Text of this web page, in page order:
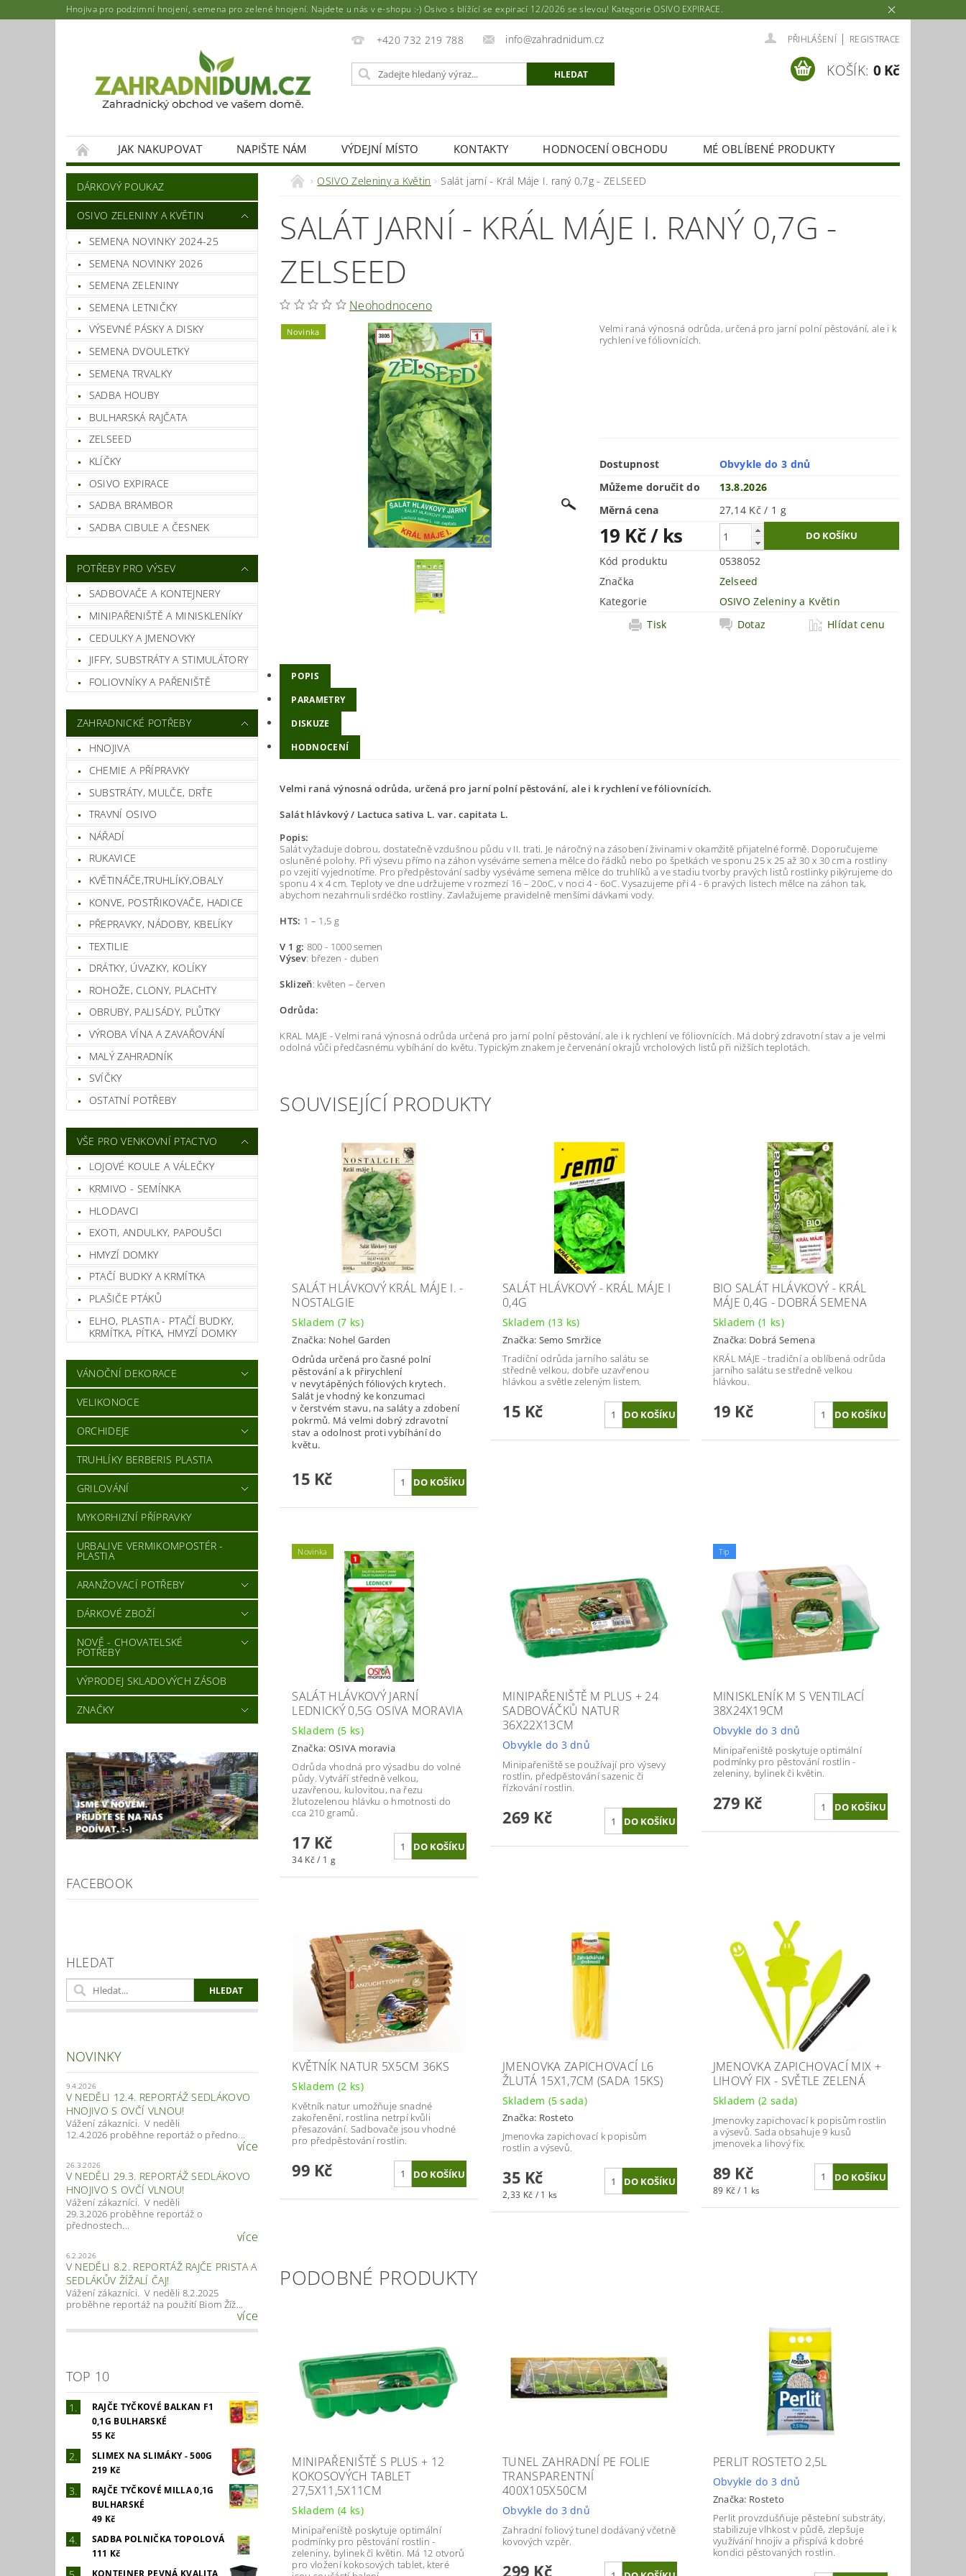
Hnojiva pro podzimní hnojení, semena pro zelené hnojení. Najdete u nás v e-shopu :-) Osivo s blížící se expirací 12/2026 se slevou! Kategorie OSIVO EXPIRACE.
+420 732 219 788 info@zahradnidum.cz PŘIHLÁŠENÍ | REGISTRACE
KOŠÍK: 0 Kč
JAK NAKUPOVAT NAPIŠTE NÁM VÝDEJNÍ MÍSTO KONTAKTY HODNOCENÍ OBCHODU MÉ OBLÍBENÉ PRODUKTY
DÁRKOVÝ POUKAZ
OSIVO ZELENINY A KVĚTIN
SEMENA NOVINKY 2024-25
SEMENA NOVINKY 2026
SEMENA ZELENINY
SEMENA LETNIČKY
VÝSEVNÉ PÁSKY A DISKY
SEMENA DVOULETKY
SEMENA TRVALKY
SADBA HOUBY
BULHARSKÁ RAJČATA
ZELSEED
KLÍČKY
OSIVO EXPIRACE
SADBA BRAMBOR
SADBA CIBULE A ČESNEK
POTŘEBY PRO VÝSEV
SADBOVAČE A KONTEJNERY
MINIPAŘENIŠTĚ A MINISKLENÍKY
CEDULKY A JMENOVKY
JIFFY, SUBSTRÁTY A STIMULÁTORY
FOLIOVNÍKY A PAŘENIŠTĚ
ZAHRADNICKÉ POTŘEBY
HNOJIVA
CHEMIE A PŘÍPRAVKY
SUBSTRÁTY, MULČE, DRŤE
TRAVNÍ OSIVO
NÁŘADÍ
RUKAVICE
KVĚTINÁČE,TRUHLÍKY,OBALY
KONVE, POSTŘIKOVAČE, HADICE
PŘEPRAVKY, NÁDOBY, KBELÍKY
TEXTILIE
DRÁTKY, ÚVAZKY, KOLÍKY
ROHOŽE, CLONY, PLACHTY
OBRUBY, PALISÁDY, PLŮTKY
VÝROBA VÍNA A ZAVAŘOVÁNÍ
MALÝ ZAHRADNÍK
SVÍČKY
OSTATNÍ POTŘEBY
VŠE PRO VENKOVNÍ PTACTVO
LOJOVÉ KOULE A VÁLEČKY
KRMIVO - SEMÍNKA
HLODAVCI
EXOTI, ANDULKY, PAPOUŠCI
HMYZÍ DOMKY
PTAČÍ BUDKY A KRMÍTKA
PLAŠIČE PTÁKŮ
ELHO, PLASTIA - PTAČÍ BUDKY,
KRMÍTKA, PÍTKA, HMYZÍ DOMKY
VÁNOČNÍ DEKORACE
VELIKONOCE
ORCHIDEJE
TRUHLÍKY BERBERIS PLASTIA
GRILOVÁNÍ
MYKORHIZNÍ PŘÍPRAVKY
URBALIVE VERMIKOMPOSTÉR -
PLASTIA
ARANŽOVACÍ POTŘEBY
DÁRKOVÉ ZBOŽÍ
NOVĚ - CHOVATELSKÉ
POTŘEBY
VÝPRODEJ SKLADOVÝCH ZÁSOB
ZNAČKY
FACEBOOK
HLEDAT
NOVINKY
9.4.2026
V NEDĚLI 12.4. REPORTÁŽ SEDLÁKOVO
HNOJIVO S OVČÍ VLNOU!
Vážení zákazníci. V neděli
12.4.2026 proběhne reportáž o předno...
více
26.3.2026
V NEDĚLI 29.3. REPORTÁŽ SEDLÁKOVO
HNOJIVO S OVČÍ VLNOU!
Vážení zákazníci. V neděli
29.3.2026 proběhne reportáž o
přednostech...
více
6.2.2026
V NEDĚLI 8.2. REPORTÁŽ RAJČE PRISTA A
SEDLÁKŮV ŽÍŽALÍ ČAJ!
Vážení zákazníci. V neděli 8.2.2025
proběhne reportáž na použití Biom Žíž...
více
TOP 10
RAJČE TYČKOVÉ BALKAN F1
0,1G BULHARSKÉ
55 Kč
SLIMEX NA SLIMÁKY - 500G
219 Kč
RAJČE TYČKOVÉ MILLA 0,1G
BULHARSKÉ
49 Kč
SADBA POLNIČKA TOPOLOVÁ
111 Kč
KONTEJNER PEVNÁ KVALITA
OSIVO Zeleniny a Květin Salát jarní - Král Máje I. raný 0,7g - ZELSEED
SALÁT JARNÍ - KRÁL MÁJE I. RANÝ 0,7G -
ZELSEED
Neohodnoceno
Novinka
Velmi raná výnosná odrůda, určená pro jarní polní pěstování, ale i k
rychlení ve fóliovnících.
Dostupnost
Obvykle do 3 dnů
Můžeme doručit do
13.8.2026
Měrná cena
27,14 Kč / 1 g
19 Kč/ ks
Kód produktu
0538052
Značka
Zelseed
Kategorie
OSIVO Zeleniny a Květin
Tisk
Dotaz Hlídat cenu
POPIS
PARAMETRY
DISKUZE
HODNOCENÍ
Velmi raná výnosná odrůda, určená pro jarní polní pěstování, ale i k rychlení ve fóliovnících.
Salát hlávkový / Lactuca sativa L. var. capitata L.
Popis:
Salát vyžaduje dobrou, dostatečně vzdušnou půdu v II. trati. Je náročný na zásobení živinami v okamžitě přijatelné formě. Doporučujeme
osluněné polohy. Při výsevu přímo na záhon vyséváme semena mělce do řádků nebo po špetkách ve sponu 25 x 25 až 30 x 30 cm a rostliny
po vzejití vyjednotíme. Pro předpěstování sadby vyséváme semena mělce do truhlíků a ve stadiu tvorby pravých listů rostlinky pikýrujeme do
sponu 4 x 4 cm. Teploty ve dne udržujeme v rozmezí 16 – 20oC, v noci 4 - 6oC. Vysazujeme při 4 - 6 pravých listech mělce na záhon tak,
abychom nezahrnuli srdéčko rostliny. Zavlažujeme pravidelně menšími dávkami vody.
HTS: 1 – 1,5 g
V 1 g: 800 - 1000 semen
Výsev: březen - duben
Sklizeň: květen – červen
Odrůda:
KRAL MAJE - Velmi raná výnosná odrůda určená pro jarní polní pěstování, ale i k rychlení ve fóliovnících. Má dobrý zdravotní stav a je velmi
odolná vůči předčasnému vybíhání do květu. Typickým znakem je červenání okrajů vrcholových listů při nižších teplotách.
SOUVISEJÍCÍ PRODUKTY
SALÁT HLÁVKOVÝ KRÁL MÁJE I. -
NOSTALGIE
Skladem (7 ks)
Značka: Nohel Garden
Odrůda určená pro časné polní
pěstování a k přirychlení
v nevytápěných fóliových krytech.
Salát je vhodný ke konzumaci
v čerstvém stavu, na saláty a zdobení
pokrmů. Má velmi dobrý zdravotní
stav a odolnost proti vybíhání do
květu.
15 Kč
SALÁT HLÁVKOVÝ - KRÁL MÁJE I
0,4G
Skladem (13 ks)
Značka: Semo Smržice
Tradiční odrůda jarního salátu se
středně velkou, dobře uzavřenou
hlávkou a světle zeleným listem.
15 Kč
BIO SALÁT HLÁVKOVÝ - KRÁL
MÁJE 0,4G - DOBRÁ SEMENA
Skladem(1 ks)
Značka: Dobrá Semena
KRÁL MÁJE - tradiční a oblíbená odrůda
jarního salátu se středně velkou
hlávkou.
19 Kč
Novinka
SALÁT HLÁVKOVÝ JARNÍ
LEDNICKÝ 0,5G OSIVA MORAVIA
Skladem (5 ks)
Značka: OSIVA moravia
Odrůda vhodná pro výsadbu do volné
půdy. Vytváří středně velkou,
uzavřenou, kulovitou, na řezu
žlutozelenou hlávku o hmotnosti do
cca 210 gramů.
17 Kč
34 Kč / 1 g
MINIPAŘENIŠTĚ M PLUS + 24
SADBOVÁČKŮ NATUR
36X22X13CM
Obvykle do 3 dnů
Minipařeniště se používají pro výsevy
rostlin, předpěstování sazenic či
řízkování rostlin.
269 Kč
Tip
MINISKLENÍK M S VENTILACÍ
38X24X19CM
Obvykle do 3 dnů
Minipařeniště poskytuje optimální
podmínky pro pěstování rostlin -
zeleniny, bylinek či květin.
279 Kč
KVĚTNÍK NATUR 5X5CM 36KS
Skladem (2 ks)
Květník natur umožňuje snadné
zakořenění, rostlina netrpí kvůli
přesazování. Sadbovače jsou vhodné
pro předpěstování rostlin.
99 Kč
JMENOVKA ZAPICHOVACÍ L6
ŽLUTÁ 15X1,7CM (SADA 15KS)
Skladem (5 sada)
Značka: Rosteto
Jmenovka zapichovací k popisům
rostlin a výsevů.
35 Kč
2,33 Kč / 1 ks
JMENOVKA ZAPICHOVACÍ MIX +
LIHOVÝ FIX - SVĚTLE ZELENÁ
Skladem(2 sada)
Jmenovky zapichovací k popisům rostlin
a výsevů. Sada obsahuje 9 kusů
jmenovek a lihový fix.
89 Kč
89 Kč / 1 ks
PODOBNÉ PRODUKTY
MINIPAŘENIŠTĚ S PLUS + 12
KOKOSOVÝCH TABLET
27,5X11,5X11CM
Skladem (4 ks)
Minipařeniště poskytuje optimální
podmínky pro pěstování rostlin -
zeleniny, bylinek či květin. Má 12 otvorů
pro vložení kokosových tablet, které
TUNEL ZAHRADNÍ PE FOLIE
TRANSPARENTNÍ
400X105X50CM
Obvykle do 3 dnů
Zahradní foliový tunel dodávaný včetně
kovových vzpěr.
299 Kč
PERLIT ROSTETO 2,5L
Obvykle do 3 dnů
Značka: Rosteto
Perlit provzdušňuje pěstební substráty,
stabilizuje vlhkost v půdě, zlepšuje
využívání hnojiv a přispívá k dobré
kondici pěstovaných rostlin.